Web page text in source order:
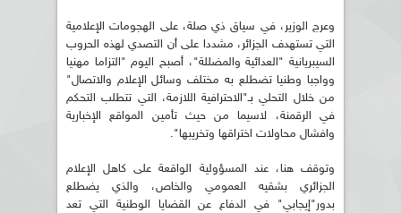
وعرج الوزير، في سياق ذي صلة، على الهجومات الإعلامية
التي تستهدف الجزائر، مشددا على أن التصدي لهذه الحروب
السيبريانية "العدائية والمضللة"، أصبح اليوم "التزاما مهنيا
وواجبا وطنيا تضطلع به مختلف وسائل الإعلام والاتصال"
من خلال التحلي بـ"الاحترافية اللازمة، التي تتطلب التحكم
في الرقمنة، لاسيما من حيث تأمين المواقع الإخبارية
وافشال محاولات اختراقها وتخريبها".
وتوقف هنا، عند المسؤولية الواقعة على كاهل الإعلام
الجزائري بشقيه العمومي والخاص، والذي يضطلع
بدور"إيجابي" في الدفاع عن القضايا الوطنية التي تعد